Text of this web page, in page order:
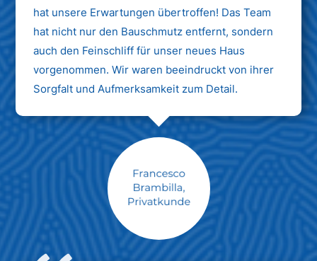
hat unsere Erwartungen übertroffen! Das Team
hat nicht nur den Bauschmutz entfernt, sondern
auch den Feinschliff für unser neues Haus
vorgenommen. Wir waren beeindruckt von ihrer
Sorgfalt und Aufmerksamkeit zum Detail.
Max Mustermann